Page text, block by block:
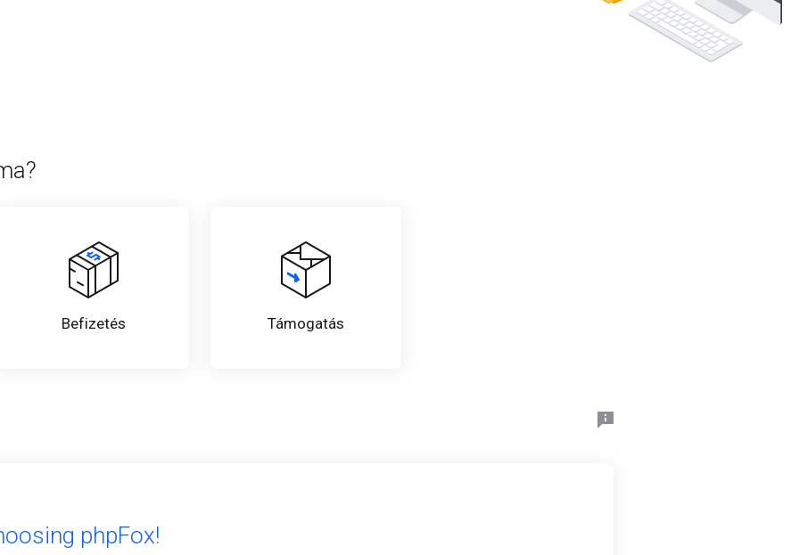
Befizetés Támogatás
phpFox!